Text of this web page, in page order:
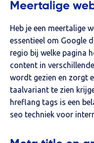
Meertalige
Heb je een meertalige
essentieel om Google
regio bij welke pagina
content in
wordt gezien en zorgt
taalvariant te zien
hreflang tags is een
seo techniek voor